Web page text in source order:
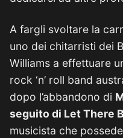
A fargli svoltare la
uno dei chitarristi dei
Williams a effettuare
rock ‘n’ roll band
dopo l’abbandono di
seguito di Let There
musicista che